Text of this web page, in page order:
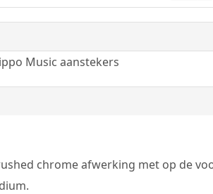
Music aanstekers
chrome afwerking met op de